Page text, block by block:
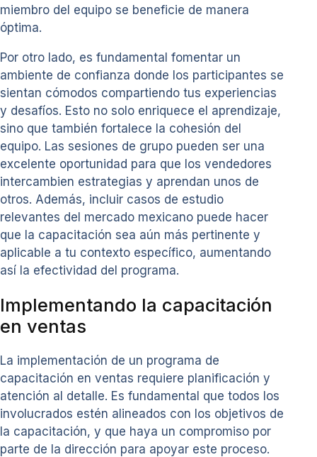
miembro del equipo se beneficie de manera
óptima.
Por otro lado, es fundamental fomentar un
ambiente de confianza donde los participantes se
sientan cómodos compartiendo tus experiencias
y desafíos. Esto no solo enriquece el aprendizaje,
sino que también fortalece la cohesión del
equipo. Las sesiones de grupo pueden ser una
excelente oportunidad para que los vendedores
intercambien estrategias y aprendan unos de
otros. Además, incluir casos de estudio
relevantes del mercado mexicano puede hacer
que la capacitación sea aún más pertinente y
aplicable a tu contexto específico, aumentando
así la efectividad del programa.
Implementando la capacitación
en ventas
La implementación de un programa de
capacitación en ventas requiere planificación y
atención al detalle. Es fundamental que todos los
involucrados estén alineados con los objetivos de
la capacitación, y que haya un compromiso por
parte de la dirección para apoyar este proceso.